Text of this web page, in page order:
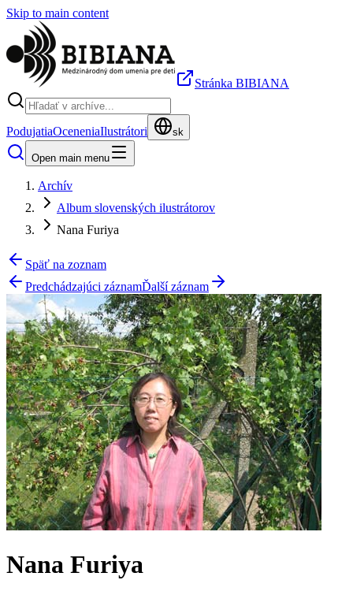
Skip to main content
Stránka BIBIANA
PodujatiaOceneniaIlustrátori sk
Open main menu
Archív
Album slovenských ilustrátorov
Nana Furiya
Späť na zoznam
Predchádzajúci záznamĎalší záznam
Nana Furiya